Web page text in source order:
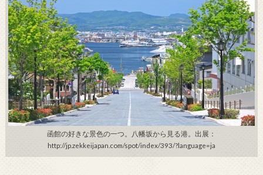
函館の好きな景色の一つ。八幡坂から見る港。出展：
http://jp.zekkeijapan.com/spot/index/393/?language=ja